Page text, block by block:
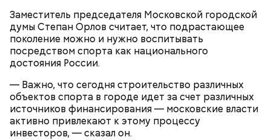
Заместитель председателя Московской городской
думы Степан Орлов считает, что подрастающее
поколение можно и нужно воспитывать
посредством спорта как национального
достояния России.
— Важно, что сегодня строительство различных
объектов спорта в городе идет за счет различных
источников финансирования — московские власти
активно привлекают к этому процессу
инвесторов, — сказал он.
В коллекции Московского зоопарка насчитывается
1267 видов животных. Посетители могут увидеть
своими глазами редкие виды, приблизиться к
жизни дикой природы и даже стать ее частью во
активно работают над воспроизведением
популяции обитателей, поэтому можно
понаблюдать, как растут милые детеныши.
— Когда бездомные спят прямо в вагоне. И от них
еще неприятно пахнет… Вот это прямо очень
страшно, — признался Никита, 19 лет.